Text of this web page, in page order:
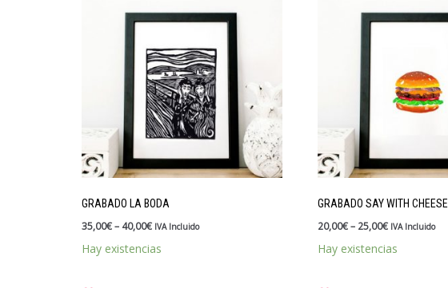
GRABADO LA BODA
35,00€– 40,00€ IVA Incluido
Hay existencias
GRABADO SAY WITH CHEESE
20,00€– 25,00€ IVA Incluido
Hay existencias